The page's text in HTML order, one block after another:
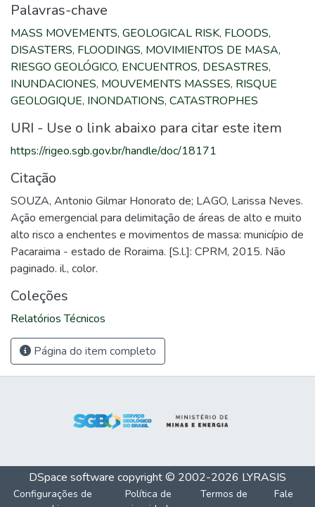
Palavras-chave
MASS MOVEMENTS, GEOLOGICAL RISK, FLOODS,
DISASTERS, FLOODINGS, MOVIMIENTOS DE MASA,
RIESGO GEOLÓGICO, ENCUENTROS, DESASTRES,
INUNDACIONES, MOUVEMENTS MASSES, RISQUE
GEOLOGIQUE, INONDATIONS, CATASTROPHES
URI - Use o link abaixo para citar este item
https://rigeo.sgb.gov.br/handle/doc/18171
Citação
SOUZA, Antonio Gilmar Honorato de; LAGO, Larissa Neves.
Ação emergencial para delimitação de áreas de alto e muito
alto risco a enchentes e movimentos de massa: município de
Pacaraima - estado de Roraima. [S.l.]: CPRM, 2015. Não
paginado. il., color.
Coleções
Relatórios Técnicos
Página do item completo
DSpace software copyright © 2002-2026 LYRASIS
Configurações de
Política de
Termos de
Fale